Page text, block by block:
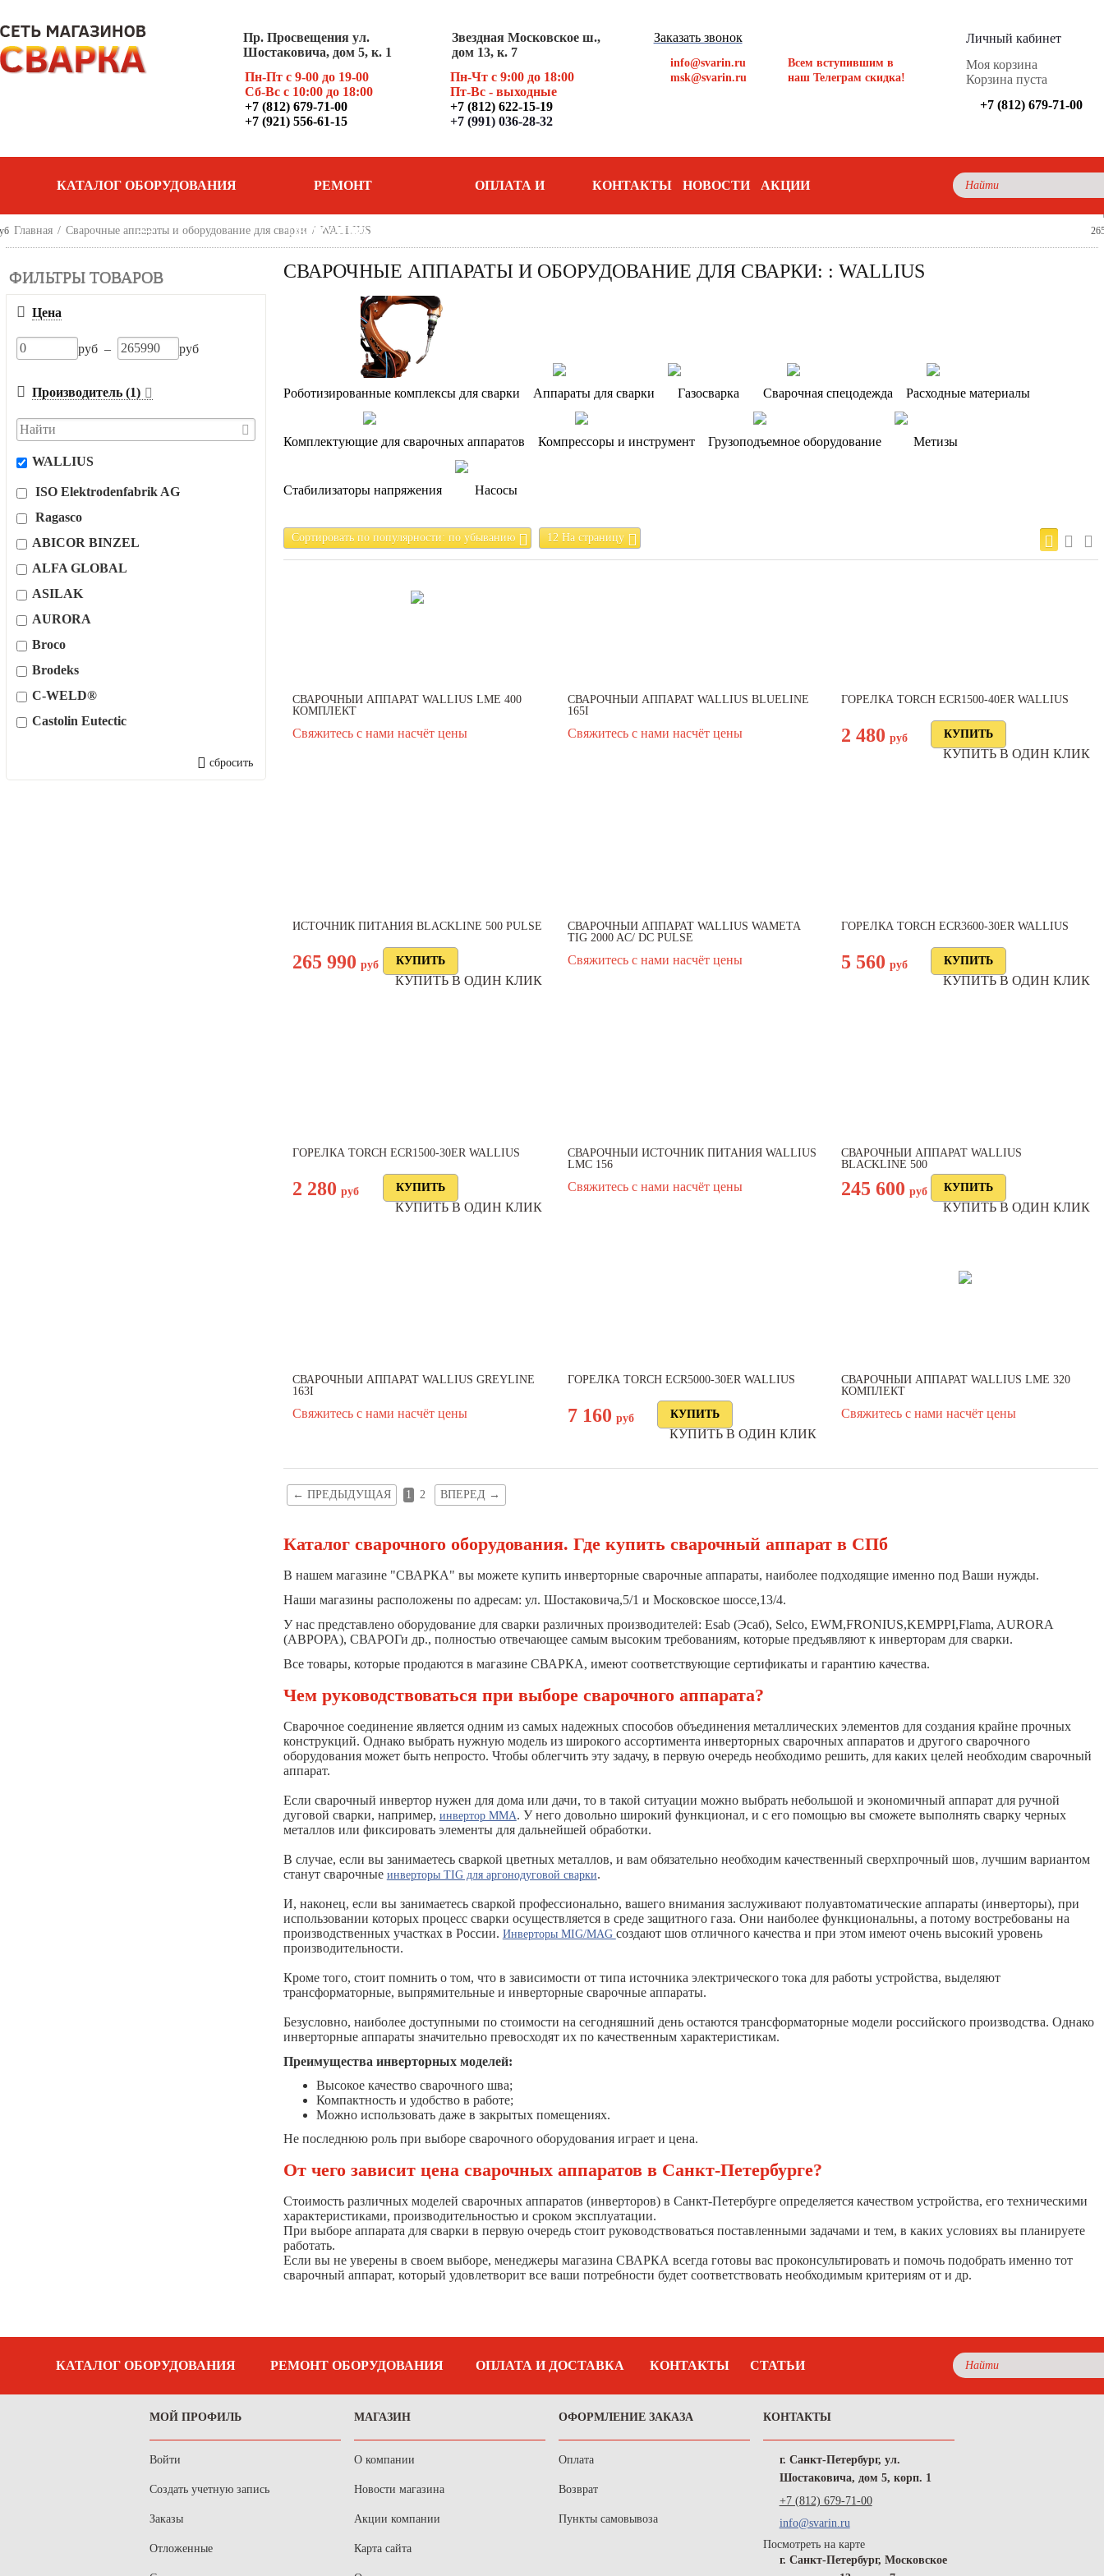
Пр. Просвещения ул.
Шостаковича, дом 5, к. 1
Пн-Пт с 9-00 до 19-00
Сб-Вс с 10:00 до 18:00
+7 (812) 679-71-00
+7 (921) 556-61-15
Звездная Московское ш.,
дом 13, к. 7
Пн-Чт с 9:00 до 18:00
Пт-Вс - выходные
+7 (812) 622-15-19
+7 (991) 036-28-32
Заказать звонок
info@svarin.ru
msk@svarin.ru
Всем вступившим в
наш Телеграм скидка!
Личный кабинет
Моя корзина
Корзина пуста
+7 (812) 679-71-00
КАТАЛОГ ОБОРУДОВАНИЯ РЕМОНТ
ОБОРУДОВАНИЯ
ОПЛАТА И КОНТАКТЫ НОВОСТИ АКЦИИ
Главная / Сварочные аппараты и оборудование для сварки / WALLIUS
ФИЛЬТРЫ ТОВАРОВ
Цена
руб – руб
Производитель (1)
WALLIUS
ISO Elektrodenfabrik AG
Ragasco
ABICOR BINZEL
ALFA GLOBAL
ASILAK
AURORA
Broco
Brodeks
C-WELD®
Castolin Eutectic
Damotek. Vanzetti Equipment
сбросить
СВАРОЧНЫЕ АППАРАТЫ И ОБОРУДОВАНИЕ ДЛЯ СВАРКИ: : WALLIUS
Роботизированные комплексы для сварки Аппараты для сварки Газосварка Сварочная спецодежда Расходные материалы
Комплектующие для сварочных аппаратов Компрессоры и инструмент Грузоподъемное оборудование Метизы
Стабилизаторы напряжения Насосы
Сортировать по популярности: по убыванию 12 На страницу
СВАРОЧНЫЙ АППАРАТ WALLIUS LMЕ 400
КОМПЛЕКТ
Свяжитесь с нами насчёт цены
СВАРОЧНЫЙ АППАРАТ WALLIUS BLUELINE
165I
Свяжитесь с нами насчёт цены
ГОРЕЛКА TORCH ECR1500-40ER WALLIUS
2 480 руб
КУПИТЬ В ОДИН КЛИК
ИСТОЧНИК ПИТАНИЯ BLACKLINE 500 PULSE
265 990 руб
КУПИТЬ В ОДИН КЛИК
СВАРОЧНЫЙ АППАРАТ WALLIUS WAMETA
TIG 2000 AC/ DC PULSE
Свяжитесь с нами насчёт цены
ГОРЕЛКА TORCH ECR3600-30ER WALLIUS
5 560 руб
КУПИТЬ В ОДИН КЛИК
ГОРЕЛКА TORCH ECR1500-30ER WALLIUS
2 280 руб
КУПИТЬ В ОДИН КЛИК
СВАРОЧНЫЙ ИСТОЧНИК ПИТАНИЯ WALLIUS
LMC 156
Свяжитесь с нами насчёт цены
СВАРОЧНЫЙ АППАРАТ WALLIUS
BLACKLINE 500
245 600 руб
КУПИТЬ В ОДИН КЛИК
СВАРОЧНЫЙ АППАРАТ WALLIUS GREYLINE
163I
Свяжитесь с нами насчёт цены
ГОРЕЛКА TORCH ECR5000-30ER WALLIUS
7 160 руб
КУПИТЬ В ОДИН КЛИК
СВАРОЧНЫЙ АППАРАТ WALLIUS LMЕ 320
КОМПЛЕКТ
Свяжитесь с нами насчёт цены
← ПРЕДЫДУЩАЯ 1 2 ВПЕРЕД →
Каталог сварочного оборудования. Где купить сварочный аппарат в СПб
В нашем магазине "СВАРКА" вы можете купить инверторные сварочные аппараты, наиболее подходящие именно под Ваши нужды.
Наши магазины расположены по адресам: ул. Шостаковича,5/1 и Московское шоссе,13/4.
У нас представлено оборудование для сварки различных производителей: Esab (Эсаб), Selco, EWM,FRONIUS,KEMPPI,Flama, AURORA
(АВРОРА), СВАРОГи др., полностью отвечающее самым высоким требованиям, которые предъявляют к инверторам для сварки.
Все товары, которые продаются в магазине СВАРКА, имеют соответствующие сертификаты и гарантию качества.
Чем руководствоваться при выборе сварочного аппарата?
Сварочное соединение является одним из самых надежных способов объединения металлических элементов для создания крайне прочных
конструкций. Однако выбрать нужную модель из широкого ассортимента инверторных сварочных аппаратов и другого сварочного
оборудования может быть непросто. Чтобы облегчить эту задачу, в первую очередь необходимо решить, для каких целей необходим сварочный
аппарат.
Если сварочный инвертор нужен для дома или дачи, то в такой ситуации можно выбрать небольшой и экономичный аппарат для ручной
дуговой сварки, например, инвертор ММА. У него довольно широкий функционал, и с его помощью вы сможете выполнять сварку черных
металлов или фиксировать элементы для дальнейшей обработки.
В случае, если вы занимаетесь сваркой цветных металлов, и вам обязательно необходим качественный сверхпрочный шов, лучшим вариантом
станут сварочные инверторы TIG для аргонодуговой сварки.
И, наконец, если вы занимаетесь сваркой профессионально, вашего внимания заслуживают полуавтоматические аппараты (инверторы), при
использовании которых процесс сварки осуществляется в среде защитного газа. Они наиболее функциональны, а потому востребованы на
производственных участках в России. Инверторы MIG/MAG создают шов отличного качества и при этом имеют очень высокий уровень
производительности.
Кроме того, стоит помнить о том, что в зависимости от типа источника электрического тока для работы устройства, выделяют
трансформаторные, выпрямительные и инверторные сварочные аппараты.
Безусловно, наиболее доступными по стоимости на сегодняшний день остаются трансформаторные модели российского производства. Однако
инверторные аппараты значительно превосходят их по качественным характеристикам.
Преимущества инверторных моделей:
Высокое качество сварочного шва;
Компактность и удобство в работе;
Можно использовать даже в закрытых помещениях.
Не последнюю роль при выборе сварочного оборудования играет и цена.
От чего зависит цена сварочных аппаратов в Санкт-Петербурге?
Стоимость различных моделей сварочных аппаратов (инверторов) в Санкт-Петербурге определяется качеством устройства, его техническими
характеристиками, производительностью и сроком эксплуатации.
При выборе аппарата для сварки в первую очередь стоит руководствоваться поставленными задачами и тем, в каких условиях вы планируете
работать.
Если вы не уверены в своем выборе, менеджеры магазина СВАРКА всегда готовы вас проконсультировать и помочь подобрать именно тот
сварочный аппарат, который удовлетворит все ваши потребности будет соответствовать необходимым критериям от и др.
КАТАЛОГ ОБОРУДОВАНИЯ РЕМОНТ ОБОРУДОВАНИЯ ОПЛАТА И ДОСТАВКА КОНТАКТЫ СТАТЬИ
МОЙ ПРОФИЛЬ
Войти
Создать учетную запись
Заказы
Отложенные
МАГАЗИН
О компании
Новости магазина
Акции компании
Карта сайта
ОФОРМЛЕНИЕ ЗАКАЗА
Оплата
Возврат
Пункты самовывоза
КОНТАКТЫ
г. Санкт-Петербург, ул.
Шостаковича, дом 5, корп. 1
+7 (812) 679-71-00
info@svarin.ru
Посмотреть на карте
г. Санкт-Петербург, Московское